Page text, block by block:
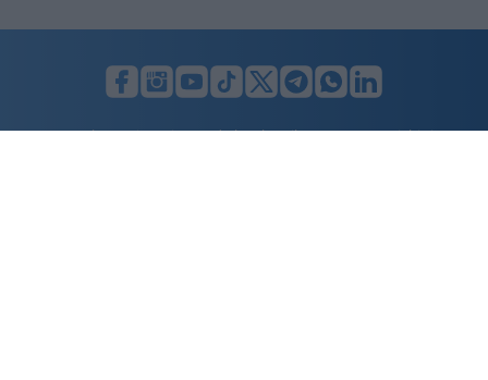
LUNIFIN S.r.l. a socio unico. Sede legale Milano, Largo F. Richini, 2/A,